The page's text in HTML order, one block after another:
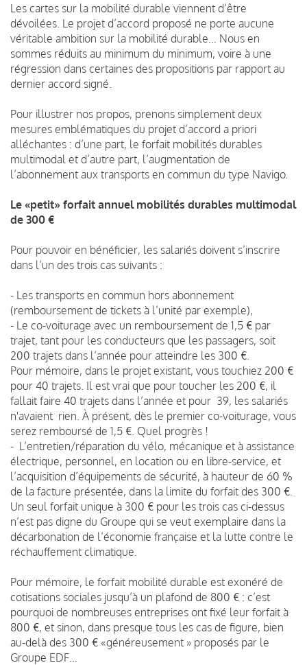
Les cartes sur la mobilité durable viennent d’être
dévoilées. Le projet d’accord proposé ne porte aucune
véritable ambition sur la mobilité durable… Nous en
sommes réduits au minimum du minimum, voire à une
régression dans certaines des propositions par rapport au
dernier accord signé.
Pour illustrer nos propos, prenons simplement deux
mesures emblématiques du projet d’accord a priori
alléchantes : d’une part, le forfait mobilités durables
multimodal et d’autre part, l’augmentation de
l’abonnement aux transports en commun du type Navigo.
Le «petit» forfait annuel mobilités durables multimodal
de 300 €
Pour pouvoir en bénéficier, les salariés doivent s’inscrire
dans l’un des trois cas suivants :
- Les transports en commun hors abonnement
(remboursement de tickets à l’unité par exemple),
- Le co-voiturage avec un remboursement de 1,5 € par
trajet, tant pour les conducteurs que les passagers, soit
200 trajets dans l’année pour atteindre les 300 €.
Pour mémoire, dans le projet existant, vous touchiez 200 €
pour 40 trajets. Il est vrai que pour toucher les 200 €, il
fallait faire 40 trajets dans l’année et pour 39, les salariés
n'avaient rien. À présent, dès le premier co-voiturage, vous
serez remboursé de 1,5 €. Quel progrès !
- L’entretien/réparation du vélo, mécanique et à assistance
électrique, personnel, en location ou en libre-service, et
l’acquisition d’équipements de sécurité, à hauteur de 60 %
de la facture présentée, dans la limite du forfait des 300 €.
Un seul forfait unique à 300 € pour les trois cas ci-dessus
n’est pas digne du Groupe qui se veut exemplaire dans la
décarbonation de l’économie française et la lutte contre le
réchauffement climatique.
Pour mémoire, le forfait mobilité durable est exonéré de
cotisations sociales jusqu’à un plafond de 800 € : c’est
pourquoi de nombreuses entreprises ont fixé leur forfait à
800 €, et sinon, dans presque tous les cas de figure, bien
au-delà des 300 € «généreusement » proposés par le
Groupe EDF…